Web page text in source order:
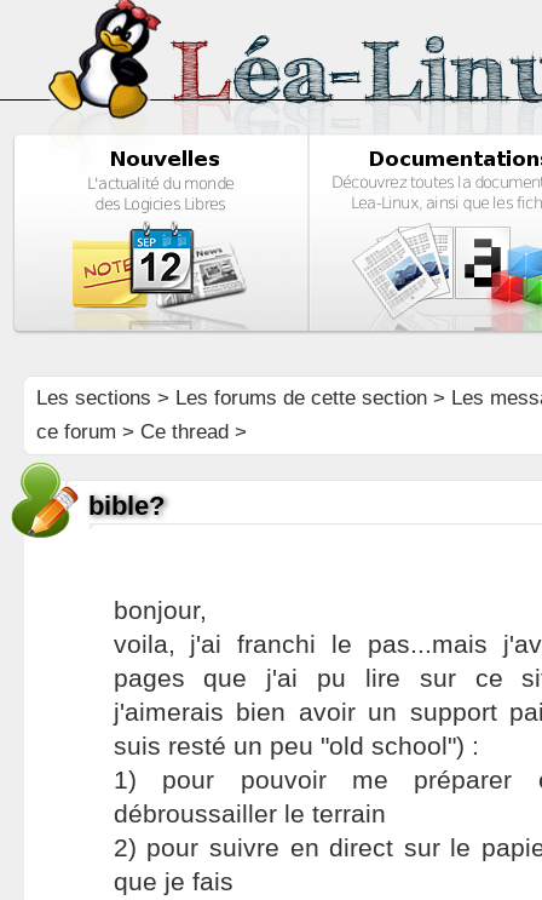
Les sections > Les forums de cette section> Les
ce forum > Ce thread >
bible?
bonjour,
voila, j'ai franchi le pas...mais
pages que j'ai pu lire sur ce
j'aimerais bien avoir un support
suis resté un peu "old school") :
1) pour pouvoir me préparer
débroussailler le terrain
2) pour suivre en direct sur le
que je fais